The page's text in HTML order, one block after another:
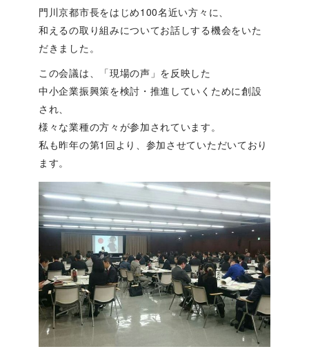
門川京都市長をはじめ100名近い方々に、
和えるの取り組みについてお話しする機会をいた
だきました。
この会議は、「現場の声」を反映した
中小企業振興策を検討・推進していくために創設
され、
様々な業種の方々が参加されています。
私も昨年の第1回より、参加させていただいており
ます。